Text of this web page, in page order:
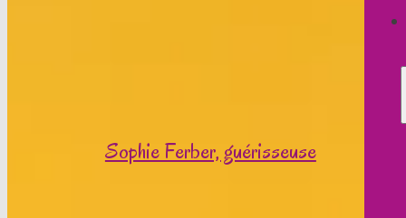
Sophie Ferber, guérisseuse